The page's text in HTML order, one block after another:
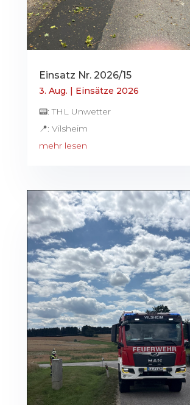
Einsatz Nr. 2026/15
3. Aug. | Einsätze 2026
📟: THL Unwetter
📍: Vilsheim
mehr lesen